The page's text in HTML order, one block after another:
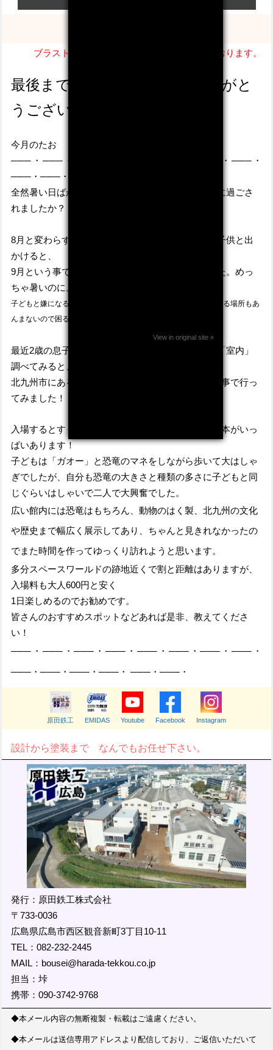
View in original site »
ブラスト・塗装だけでなく製缶加工も承っております。
最後まで読んでいただき、ありがと
うございました。
今月のたお
───・───・───・───・───・───・───・───・
───・ ───・
全然暑い日ばかりが続いた9月でしたが、どのように過ごさ
れましたか？
8月と変わらず暑いのでいつもの様に週末プールへ子供と出
かけると、
9月という事でプールの営業が終了となっていました。めっ
ちゃ暑いのに。
子どもと嫌になるほど行きましたが、暑いし他に屋内で安く遊べる場所もあ
んまないので困る...
最近2歳の息子は恐竜にハマっているので「恐竜」「室内」
調べてみると
北九州市にある「いのちのたび博物館」が凄いとの事で行っ
てみました！
入場するとすぐ、めちゃくちゃ大きな恐竜の骨格標本がいっ
ぱいあります！
子どもは「ガオー」と恐竜のマネをしながら歩いて大はしゃ
ぎでしたが、自分も恐竜の大きさと種類の多さに子どもと同
じぐらいはしゃいで二人で大興奮でした。
広い館内には恐竜はもちろん、動物のはく製、北九州の文化
や歴史まで幅広く展示してあり、ちゃんと見きれなかったの
でまた時間を作ってゆっくり訪れようと思います。
多分スペースワールドの跡地近くで割と距離はありますが、
入場料も大人600円と安く
1日楽しめるのでお勧めです。
皆さんのおすすめスポットなどあれば是非、教えてくださ
い！
───・───・───・───・───・───・───・───・
───・ ───・ ───・ ───・ ───・ ───・
原田鉄工 EMIDAS Youtube Facebook Instagram
設計から塗装まで なんでもお任せ下さい。
発行：原田鉄工株式会社
〒733-0036
広島県広島市西区観音新町3丁目10-11
TEL：082-232-2445
MAIL：bousei@harada-tekkou.co.jp
担当：垰
携帯：090-3742-9768
◆本メール内容の無断複製・転載はご遠慮ください。
◆本メールは送信専用アドレスより配信しており、ご返信いただいて